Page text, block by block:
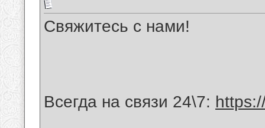
Свяжитесь с нами!
Всегда на связи 24\7: